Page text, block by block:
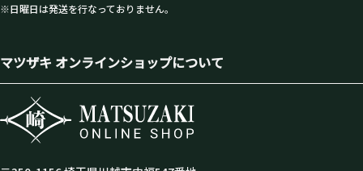
※日曜日は発送を行なっておりません。
マツザキ オンラインショップについて